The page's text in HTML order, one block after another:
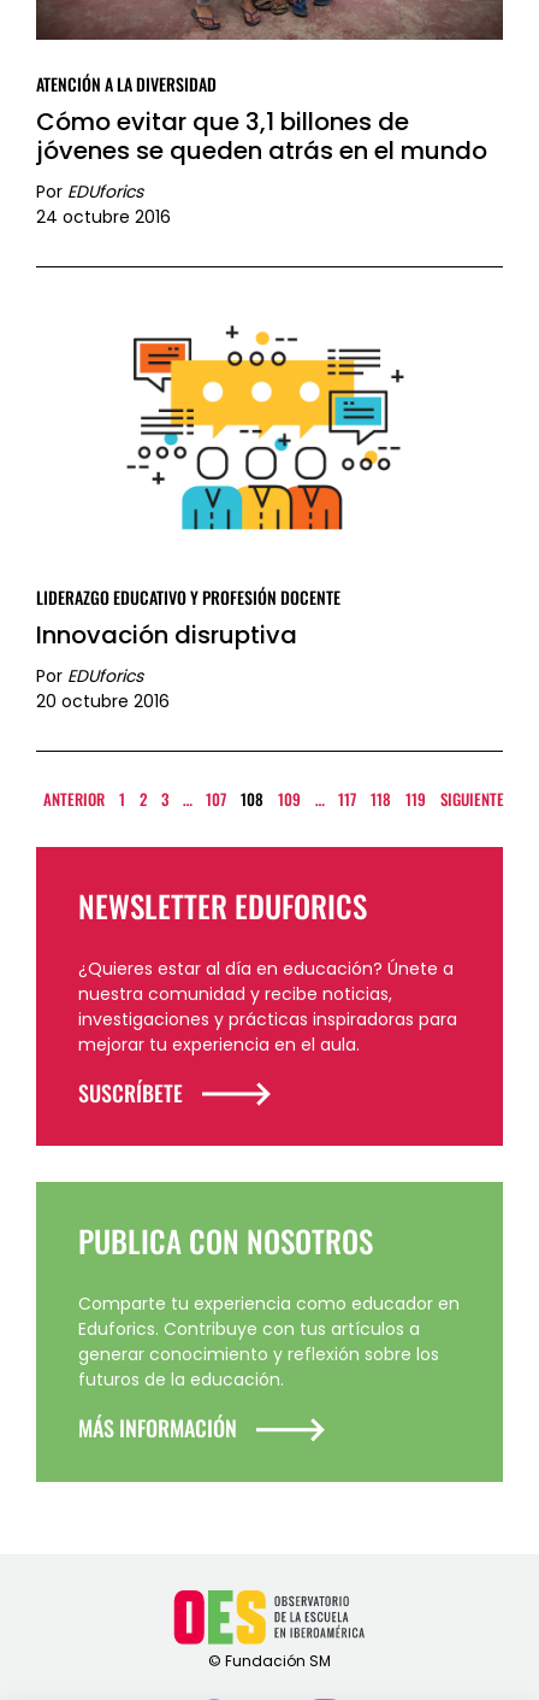
ATENCIÓN A LA DIVERSIDAD
Cómo evitar que 3,1 billones de
jóvenes se queden atrás en el mundo
Por EDUforics
24 octubre 2016
LIDERAZGO EDUCATIVO Y PROFESIÓN DOCENTE
Innovación disruptiva
Por EDUforics
20 octubre 2016
ANTERIOR 1 2 3 … 107 108 109 … 117 118 119 SIGUIENTE
NEWSLETTER EDUFORICS
¿Quieres estar al día en educación? Únete a
nuestra comunidad y recibe noticias,
investigaciones y prácticas inspiradoras para
mejorar tu experiencia en el aula.
SUSCRÍBETE
PUBLICA CON NOSOTROS
Comparte tu experiencia como educador en
Eduforics. Contribuye con tus artículos a
generar conocimiento y reflexión sobre los
futuros de la educación.
MÁS INFORMACIÓN